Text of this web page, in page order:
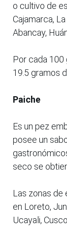
o cultivo de
Cajamarca,
Abancay,
Por cada
19.5 gramos
Paiche
Es un pez
posee un
seco se
Las zonas de
en Loreto,
Ucayali,